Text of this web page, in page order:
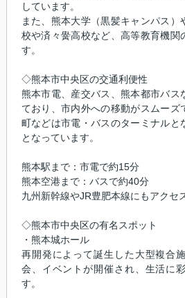
しています。
また、熊本大学（黒髪キャンパス）
校や済々黌高校など、高等教育機関
す。
◇熊本市中央区の交通利便性
熊本市電、産交バス、熊本都市バス
ており、市内外への移動がスムーズ
町などは市電・バスのターミナルと
となっています。
熊本駅まで：市電で約15分
熊本空港まで：バスで約40分
九州新幹線やJR豊肥本線にもアクセ
◇熊本市中央区の有名スポット
・熊本城ホール
再開発によって誕生した大型複合
会、イベントが開催され、生活に
す。